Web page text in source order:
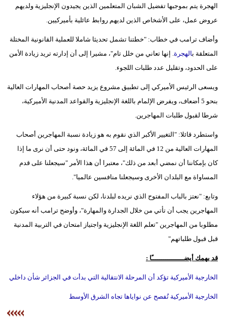
إسلامية
وتكنولوجيا
مدوَّنات
فيديو
سيارات
الهجرة يتم بموجبها تفضيل الشبان المتعلمين الذين يجيدون الإنجليزية ولديهم
عروض عمل، على الأشخاص الذين لديهم روابط عائلية بأميركيين.
وأضاف ترامب في خطاب: "خطتنا تشمل تحديثا شاملا للعملية القانونية المختلة
المتعلقة بالهجرة . إنها تعاني من خلل تام"، مشيرا إلى أن إدارته تريد زيادة الأمن
على الحدود، وتقليل عدد طلبات اللجوء.
ويسعى الرئيس الأميركي إلى تطبيق مشروع يزيد حصة أصحاب المهارات العالية
بنحو 5 أضعاف، ويفرض الإلمام باللغة الإنجليزية والقواعد المدنية الأميركية،
شرطا لقبول طلبات المهاجرين.
واستطرد قائلا: "التغيير الأكبر الذي نقوم به هو زيادة نسبة المهاجرين أصحاب
المهارات العالية من 12 في المائة إلى 57 في المائة، ونود حتى أن نرى ما إذا
كان بإمكاننا أن نمضي أبعد من ذلك"، معتبرا أن هذا الأمر "سيجعلنا على قدم
المساواة مع البلدان الأخرى وسيجعلنا منافسين عالميا".
وتابع: "نعتز بالباب المفتوح الذي نريده لبلدنا، لكن نسبة كبيرة من هؤلاء
المهاجرين يجب أن تأتي من خلال الجدارة والمهارة"، وأوضح ترامب أنه سيكون
مطلوبا من المهاجرين "تعلم اللغة الإنجليزية واجتياز امتحان في التربية المدنية
قبل قبول طلباتهم"
قد يهمك أيضــــــــــــــــًا :
الخارجية الأميركية تؤكد أن المرحلة الانتقالية التي بدأت في الجزائر شأن داخلي
الخارجية الأميركية تُفصح عن نواياها تجاه الشرق الأوسط